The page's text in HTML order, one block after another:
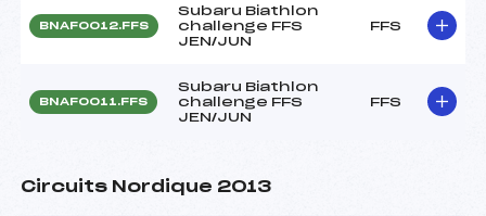
BNAF0012.FFS
Subaru Biathlon
challenge FFS
JEN/JUN
FFS
BNAF0011.FFS
Subaru Biathlon
challenge FFS
JEN/JUN
FFS
Circuits Nordique 2013